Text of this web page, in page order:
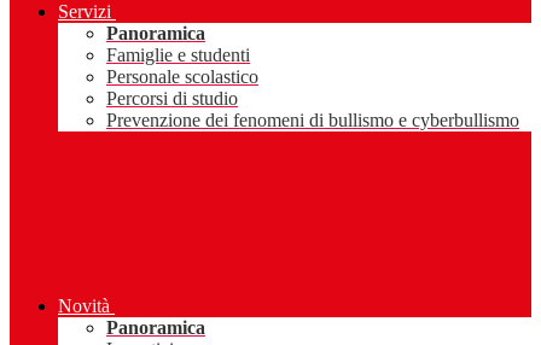
Servizi
Panoramica
Famiglie e studenti
Personale scolastico
Percorsi di studio
Prevenzione dei fenomeni di bullismo e cyberbullismo
Novità
Panoramica